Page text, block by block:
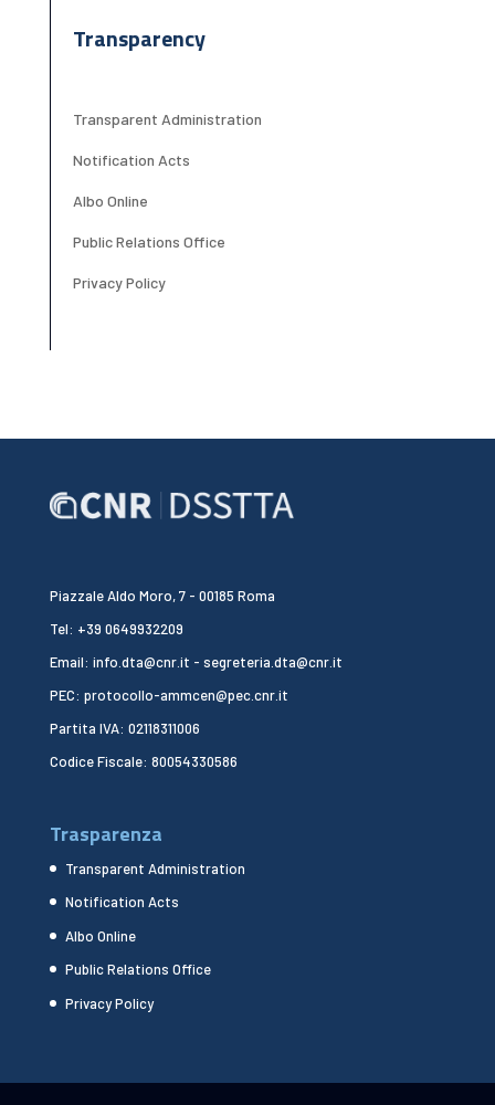
Transparency
Transparent Administration
Notification Acts
Albo Online
Public Relations Office
Privacy Policy
Piazzale Aldo Moro, 7 - 00185 Roma
Tel: +39 0649932209
Email: info.dta@cnr.it - segreteria.dta@cnr.it
PEC: protocollo-ammcen@pec.cnr.it
Partita IVA: 02118311006
Codice Fiscale: 80054330586
Trasparenza
Transparent Administration
Notification Acts
Albo Online
Public Relations Office
Privacy Policy